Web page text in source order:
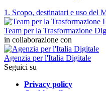
1. Scopo, destinatari e uso del
Team per la Trasformazione
in collaborazione con
Agenzia per l'Italia Digitale
Seguici su
Privacy policy